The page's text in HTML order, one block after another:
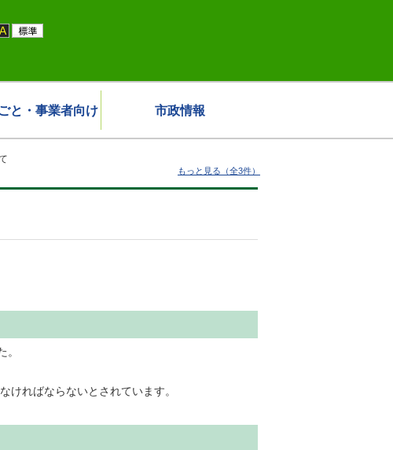
と・事業者向け 市政情報
もっと見る（全3件）
ればならないとされています。